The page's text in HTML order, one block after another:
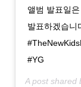
앨범 발표일
발표하겠습니
#YG
A post shared